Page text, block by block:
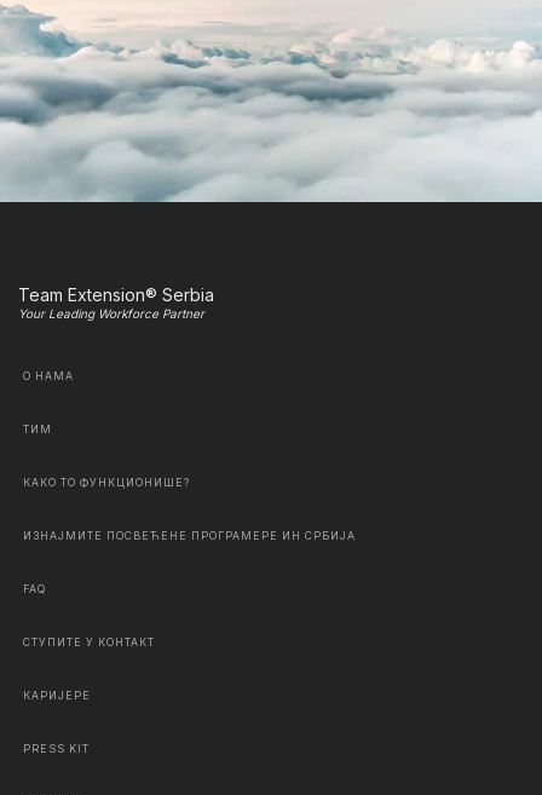
Team Extension® Serbia
Your Leading Workforce Partner
О НАМА
ТИМ
КАКО ТО ФУНКЦИОНИШЕ?
ИЗНАЈМИТЕ ПОСВЕЋЕНЕ ПРОГРАМЕРЕ ИН СРБИЈА
FAQ
СТУПИТЕ У КОНТАКТ
КАРИЈЕРЕ
PRESS KIT